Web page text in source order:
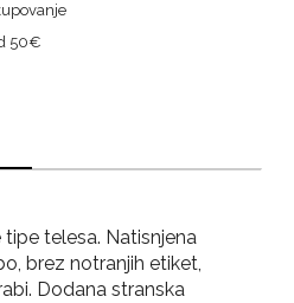
50€
tipe telesa. Natisnjena
brez notranjih etiket,
Dodana stranska